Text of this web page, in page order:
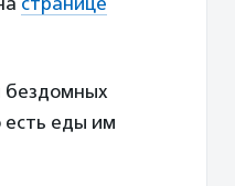
бездомных
есть еды им